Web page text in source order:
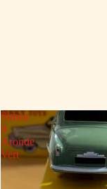
Simca
9
Aronde
Vert